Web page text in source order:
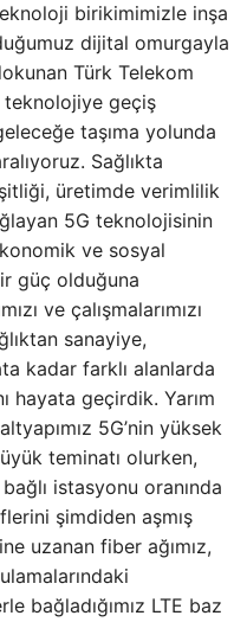
birikimimizle inşa
dijital omurgayla
Türk Telekom
geçiş
taşıma yolunda
Sağlıkta
üretimde verimlilik
5G teknolojisinin
ve sosyal
güç olduğuna
ve çalışmalarımızı
sanayiye,
kadar farklı alanlarda
hayata geçirdik. Yarım
5G’nin yüksek
teminatı olurken,
istasyonu oranında
şimdiden aşmış
uzanan fiber ağımız,
bağladığımız LTE baz